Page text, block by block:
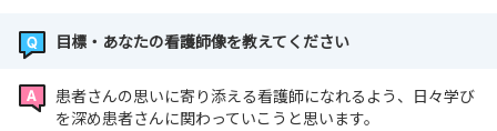
目標・あなたの看護師像を教えてください
患者さんの思いに寄り添える看護師になれるよう、日々学び
を深め患者さんに関わっていこうと思います。